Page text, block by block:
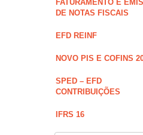
FATURAMENTO E
DE NOTAS FISCAIS
EFD REINF
NOVO PIS E COFINS
SPED – EFD
CONTRIBUIÇÕES
IFRS 16